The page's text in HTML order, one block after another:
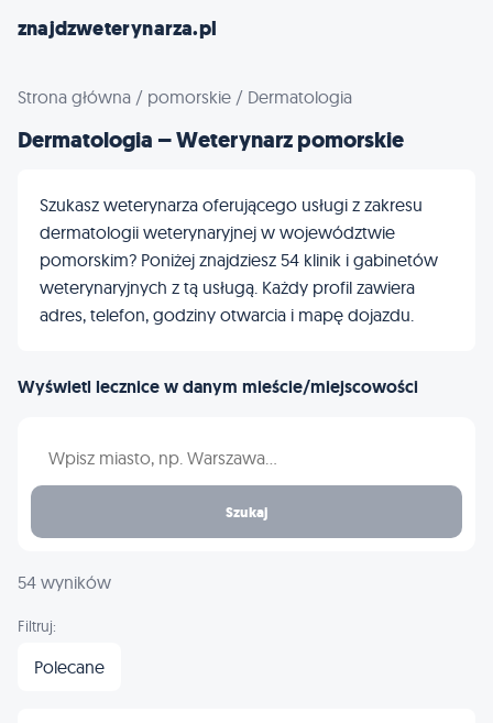
znajdzweterynarza.pl
Strona główna / pomorskie / Dermatologia
Dermatologia – Weterynarz pomorskie
Szukasz weterynarza oferującego usługi z zakresu
dermatologii weterynaryjnej w województwie
pomorskim? Poniżej znajdziesz 54 klinik i gabinetów
weterynaryjnych z tą usługą. Każdy profil zawiera
adres, telefon, godziny otwarcia i mapę dojazdu.
Wyświetl lecznice w danym mieście/miejscowości
Szukaj
54 wyników
Filtruj:
Polecane